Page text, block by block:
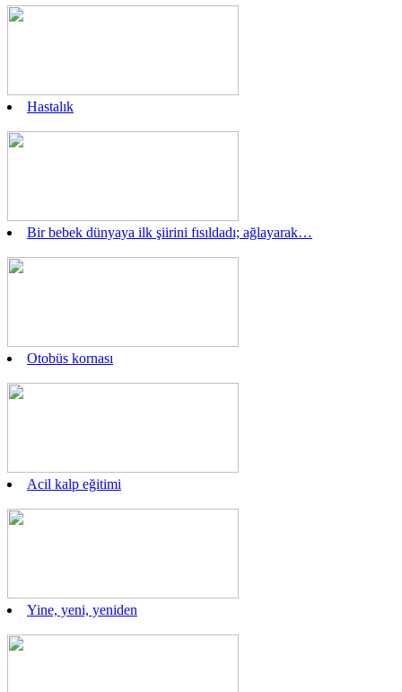
Hastalık
Bir bebek dünyaya ilk şiirini fısıldadı; ağlayarak…
Otobüs kornası
Acil kalp eğitimi
Yine, yeni, yeniden